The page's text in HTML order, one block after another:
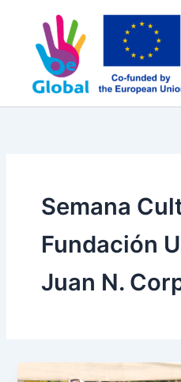
contenido
Semana
Fundación
Juan N.